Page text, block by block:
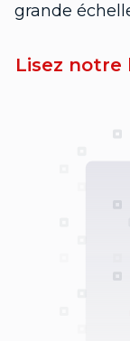
grande
Lisez notre